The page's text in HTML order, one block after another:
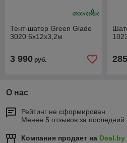
Тент-шатер Green Glade
3020 6х12х3,2м
3 990 руб. 285
О нас
Рейтинг не сформирован
Менее 5 отзывов за последний
Компания продает на Deal.by